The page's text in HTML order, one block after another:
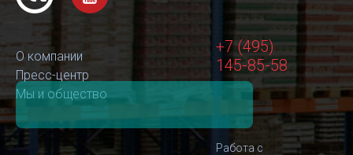
О компании
Пресс-центр
Мы и общество
+7 (495)
145-85-58
Работа с